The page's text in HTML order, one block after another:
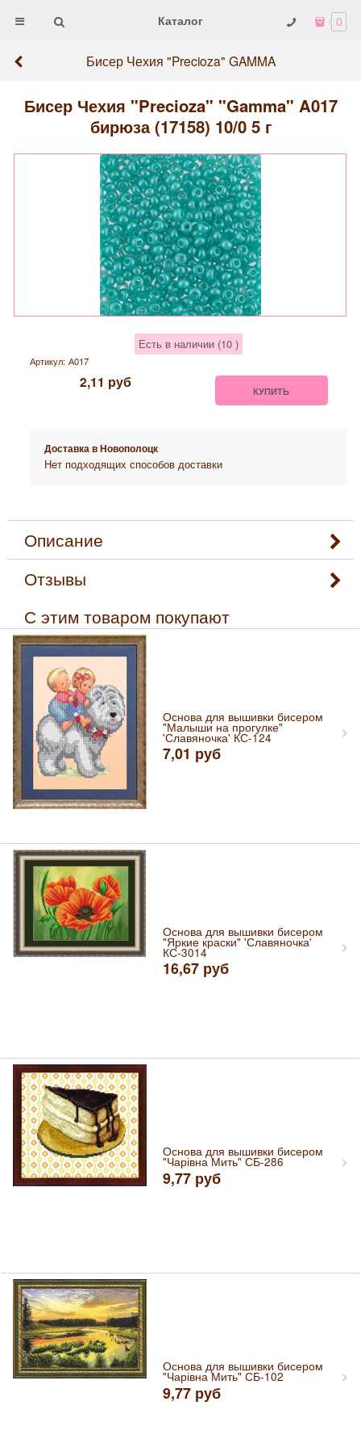
Каталог 0
Бисер Чехия "Precioza" GAMMA
Бисер Чехия "Precioza" "Gamma" A017
бирюза (17158) 10/0 5 г
Есть в наличии (10 )
Артикул: А017
2,11 руб КУПИТЬ
Доставка вНовополоцк
Нет подходящих способов доставки
Описание
Отзывы
С этим товаром покупают
Основа для вышивки бисером
"Малыши на прогулке"
'Славяночка' КС-124
7,01 руб
Основа для вышивки бисером
"Яркие краски" 'Славяночка'
КС-3014
16,67 руб
Основа для вышивки бисером
"Чарівна Мить" СБ-286
9,77 руб
Основа для вышивки бисером
"Чарівна Мить" СБ-102
9,77 руб